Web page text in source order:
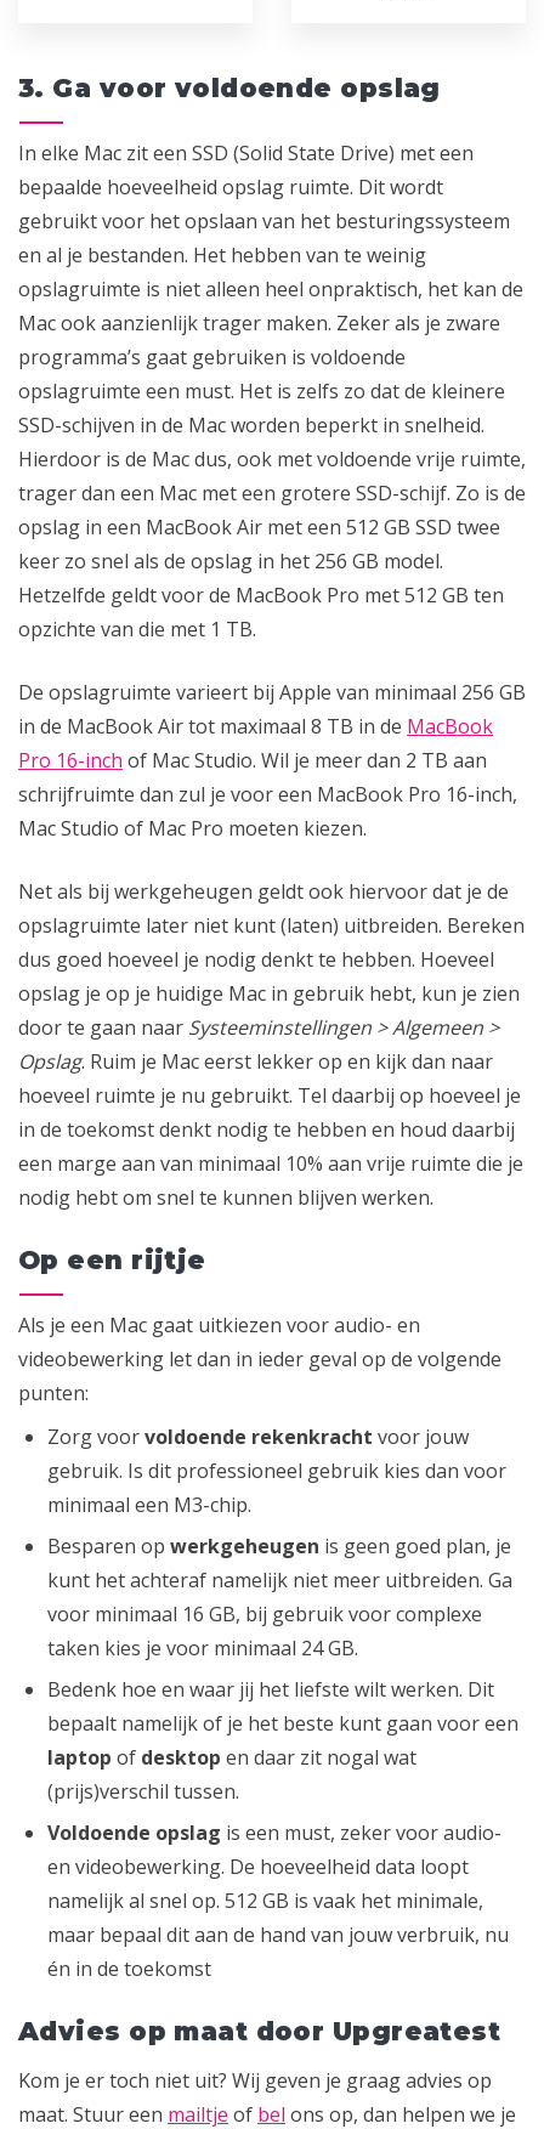
3. Ga voor voldoende opslag
In elke Mac zit een SSD (Solid State Drive) met een
bepaalde hoeveelheid opslag ruimte. Dit wordt
gebruikt voor het opslaan van het besturingssysteem
en al je bestanden. Het hebben van te weinig
opslagruimte is niet alleen heel onpraktisch, het kan de
Mac ook aanzienlijk trager maken. Zeker als je zware
programma’s gaat gebruiken is voldoende
opslagruimte een must. Het is zelfs zo dat de kleinere
SSD-schijven in de Mac worden beperkt in snelheid.
Hierdoor is de Mac dus, ook met voldoende vrije ruimte,
trager dan een Mac met een grotere SSD-schijf. Zo is de
opslag in een MacBook Air met een 512 GB SSD twee
keer zo snel als de opslag in het 256 GB model.
Hetzelfde geldt voor de MacBook Pro met 512 GB ten
opzichte van die met 1 TB.
De opslagruimte varieert bij Apple van minimaal 256 GB
in de MacBook Air tot maximaal 8 TB in de MacBook
Pro 16-inch of Mac Studio. Wil je meer dan 2 TB aan
schrijfruimte dan zul je voor een MacBook Pro 16-inch,
Mac Studio of Mac Pro moeten kiezen.
Net als bij werkgeheugen geldt ook hiervoor dat je de
opslagruimte later niet kunt (laten) uitbreiden. Bereken
dus goed hoeveel je nodig denkt te hebben. Hoeveel
opslag je op je huidige Mac in gebruik hebt, kun je zien
door te gaan naar Systeeminstellingen > Algemeen >
Opslag. Ruim je Mac eerst lekker op en kijk dan naar
hoeveel ruimte je nu gebruikt. Tel daarbij op hoeveel je
in de toekomst denkt nodig te hebben en houd daarbij
een marge aan van minimaal 10% aan vrije ruimte die je
nodig hebt om snel te kunnen blijven werken.
Op een rijtje
Als je een Mac gaat uitkiezen voor audio- en
videobewerking let dan in ieder geval op de volgende
punten:
Zorg voorvoldoende rekenkracht voor jouw
gebruik. Is dit professioneel gebruik kies dan voor
minimaal een M3-chip.
Besparen op werkgeheugen is geen goed plan, je
kunt het achteraf namelijk niet meer uitbreiden. Ga
voor minimaal 16 GB, bij gebruik voor complexe
taken kies je voor minimaal 24 GB.
Bedenk hoe en waar jij het liefste wilt werken. Dit
bepaalt namelijk of je het beste kunt gaan voor een
laptop of desktop en daar zit nogal wat
(prijs)verschil tussen.
Voldoende opslag is een must, zeker voor audio-
en videobewerking. De hoeveelheid data loopt
namelijk al snel op. 512 GB is vaak het minimale,
maar bepaal dit aan de hand van jouw verbruik, nu
én in de toekomst
Advies op maat door Upgreatest
Kom je er toch niet uit? Wij geven je graag advies op
maat. Stuur een mailtje of bel ons op, dan helpen we je